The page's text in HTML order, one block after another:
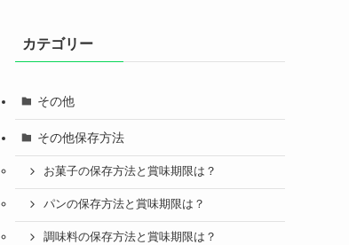
カテゴリー
その他
その他保存方法
お菓子の保存方法と賞味期限は？
パンの保存方法と賞味期限は？
調味料の保存方法と賞味期限は？